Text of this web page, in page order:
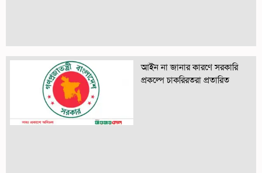
আইন না জানার কারণে সরকারি
প্রকল্পে চাকরিরতরা প্রতারিত